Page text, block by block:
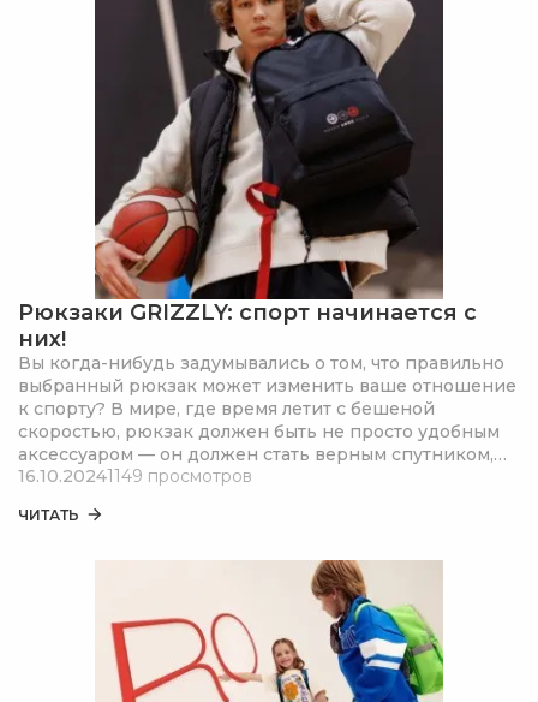
Рюкзаки GRIZZLY: спорт начинается с
них!
Вы когда-нибудь задумывались о том, что правильно
выбранный рюкзак может изменить ваше отношение
к спорту? В мире, где время летит с бешеной
скоростью, рюкзак должен быть не просто удобным
аксессуаром — он должен стать верным спутником,
который поддерживает вас в каждом движении.
16.10.20241149 просмотров
ЧИТАТЬ